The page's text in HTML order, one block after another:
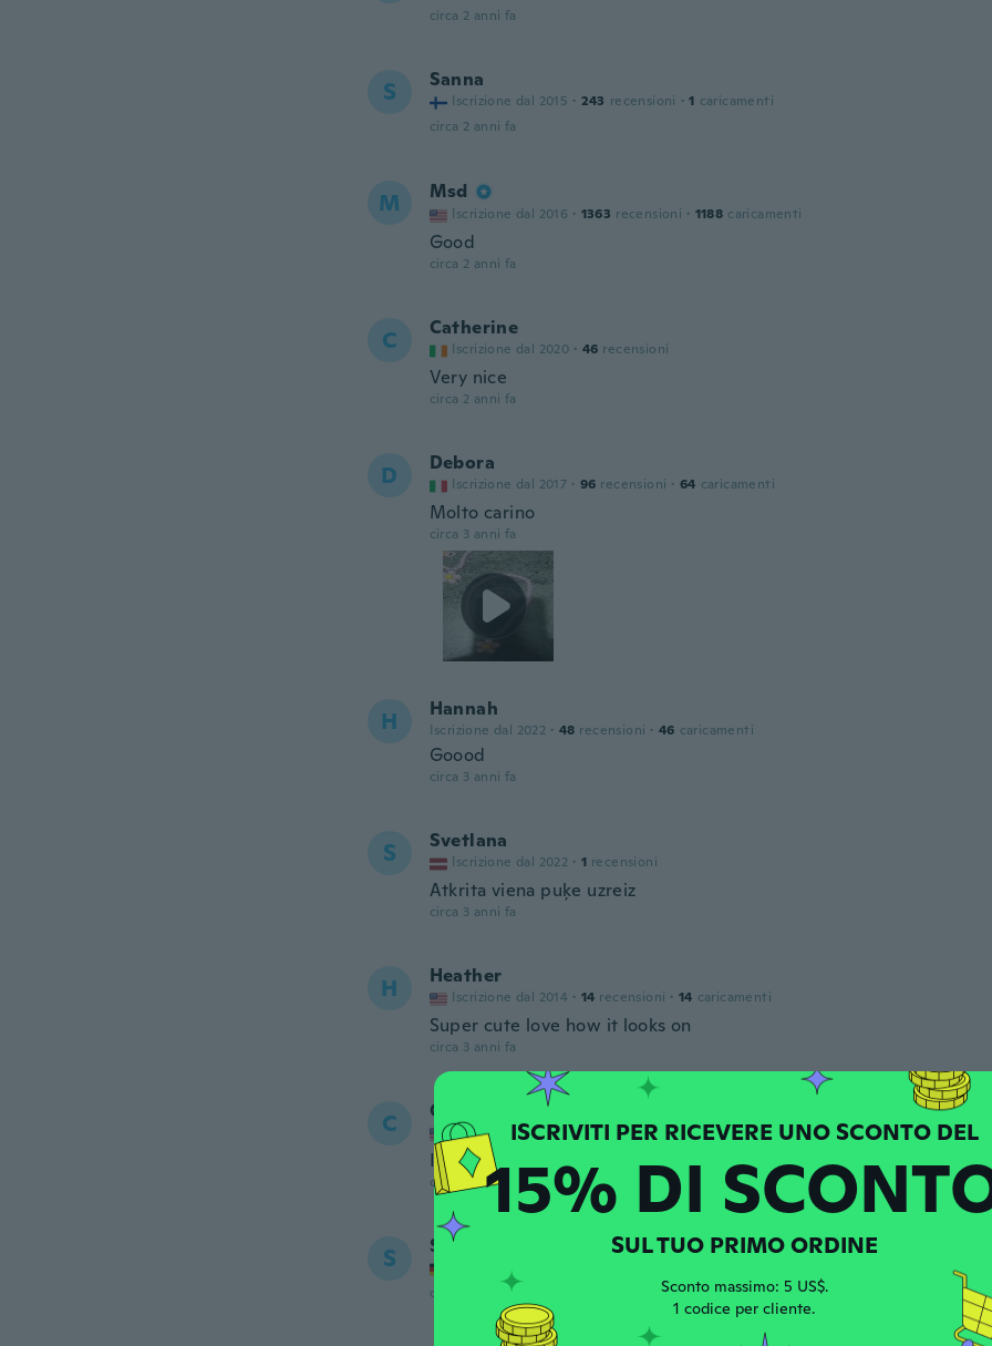
circa 2 anni fa
S Sanna
Iscrizione dal 2015 · 243 recensioni · 1 caricamenti
circa 2 anni fa
M Msd
Iscrizione dal 2016 · 1363 recensioni · 1188 caricamenti
Good
circa 2 anni fa
C Catherine
Iscrizione dal 2020 · 46 recensioni
Very nice
circa 2 anni fa
D Debora
Iscrizione dal 2017 · 96 recensioni · 64 caricamenti
Molto carino
circa 3 anni fa
H Hannah
Iscrizione dal 2022 · 48 recensioni · 46 caricamenti
Goood
circa 3 anni fa
S Svetlana
Iscrizione dal 2022 · 1 recensioni
Atkrita viena puķe uzreiz
circa 3 anni fa
H Heather
Iscrizione dal 2014 · 14 recensioni · 14 caricamenti
Super cute love how it looks on
circa 3 anni fa
C Carmela
Iscrizione dal 2016 · 45 recensioni · 2 caricamenti
It was. Broken
circa 3 anni fa
S Susanne
circa 3 anni fa
ISCRIVITI PER RICEVERE UNO SCONTO DEL
15% DI
SUL TUO PRIMO ORDINE
Sconto massimo: 5 US$.
1 codice per cliente.